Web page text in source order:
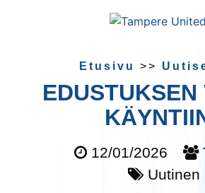
Etusivu >>
EDUSTUKSEN
12/01/2026
Uutinen